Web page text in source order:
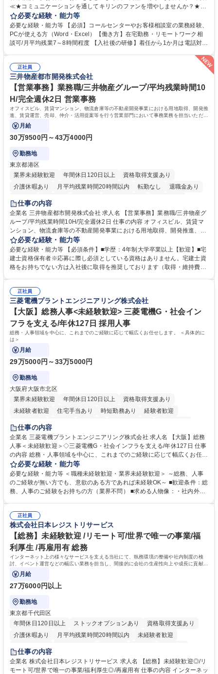
≪★コミュニケーションを通してキリンのファンを増やしませんか？★≫
お客様のお声をより良い商品づくりに活かしていく上で、窓口となるお客
様相談室でのお仕事です。 日々お客様からいただくキリングループへのご
意見を、企業活動に活かしています。お客様からの声に迅速かつ誠意をも
って対応、情報提供するとともにグループ内活動に反映しています。 【具
人チャットボット対応など。 【1日の対応件数】■電話：月間一人当たり
平均100件前後■メール・手紙：同上40件前後 募集職種 中野本社【お客様
相談室】お客様のお声をもとにより良い商品づくりへ貢献
必要な経験・能力等
必要な経験・能力等 【必須】コールセンターやお客様相談室の業務経験、
PCが使える方（Word・Excel）【働き方】在宅勤務・リモートワーク相
談可/月平均残業7～8時間程度 【入社後の研修】着任から1か月は電話対応
施する予定です。独り立ち以降もしっかりフォローする体制を整えていま
すのでご安心ください。 【当社について】キリングループの広報機能を担
う会社として、お客様との出会いを大切にし、磨き上げたホスピタリティ
を込めてコミュニケーションをとりながら広報関連業務を行っておりま
す。 学歴・資格 学歴：大学院 大学 高専 短大 専修学校 高校 語学力： 資
格：
正社員
三井物産都市開発株式会社
【営業事務】業務職/三井物産グループ/平均残業時間10
H/完全週休2日 営業事務
オフィスビル、賃貸マンション、物流倉庫等の不動産開発事業における用地取得、開発推
進、賃貸運営、売却、仲介・活用提案等を行う営業部門において事務業務を担当いただき
ます。
月給
30万9500円～43万4000円
勤務地
東京都港区
業界未経験歓迎
年間休日120日以上
資格取得支援あり
介護休暇あり
月平均残業時間20時間以内 転勤なし
退職金あり
在宅OK
賞与あり
駅近5分以内
土日祝休み 寮・社宅あり
仕事の内容
企業名 三井物産都市開発株式会社 求人名 【営業事務】業務職/三井物産グ
ループ/平均残業時間10H/完全週休2日 仕事の内容 オフィスビル、賃貸マ
ンション、物流倉庫等の不動産開発事業における用地取得、開発推進、賃
貸運営、売却、仲介・活用提案等を行う営業部門において事務業務を担当
いただきます。 【詳細】・契約書管理、契約書製本、捺印対応、ファイリ
ング、登記簿取得、調書取得・支払業務（各種費用支払、支払管理、請
求・支払データ登録、取引先マスター申請対応）・予算作成及び予実管
の他に担当頂く業務が発生する場合があります。 募集職種 【営業事務】
業務職/三井物産グループ/平均残業時間10H/完全週休2日
必要な経験・能力等
必要な経験・能力等 【必須条件】■学歴：4年制大学卒業以上【歓迎】■宅
建士資格保有者※応募に際し必須としている資格はありません。宅建士資
格をお持ちでない方は入社後に取得を推奨しております（取得・維持費用
ション力がある方。 ・チャレンジを厭わず、粘り強く業務に取り組める
方。多様な関係者と謙虚に信頼関係を構築でき、期限を意識したスケジュ
ール管理が出来る方。※将来的に他部署（営業部門、コーポレート部門）
へのジョブローテーションの可能性があります。 学歴・資格 学歴：大学
院 大学 語学力： 資格：宅地建物取引士
正社員
三菱電機プラントエンジニアリング株式会社
【大阪】総務人事<未経験歓迎> 三菱電機G・社会イン
フラを支える/年休127日 採用人事
総務・人事領域を中心に、これまでのご経験に応じて幅広くお任せします。 ＜具体的に
は＞
月給
29万5000円～33万5000円
勤務地
大阪府大阪市北区
業界未経験歓迎
年間休日120日以上
資格取得支援あり
未経験者歓迎
住宅手当あり 時短勤務あり
経験者歓迎
退職金あり
駅近5分以内
土日祝休み 服装自由 寮・社宅あり 食事補助あり
仕事の内容
企業名 三菱電機プラントエンジニアリング株式会社 求人名 【大阪】総務
人事＜未経験歓迎＞◇三菱電機G・社会インフラを支える/年休127日 仕事
の内容 総務・人事領域を中心に、これまでのご経験に応じて幅広くお任せ
します。 ＜具体的には＞ ・総務/人事労務（給与・社保・勤怠管理など）
・採用・教育研修 ・福利厚生運用 など ※基本的には事務所勤務ですが、
採用や教育等の業務内容により、関西圏以外への日帰り・宿泊を伴う国内
出張もございます。 ※担当業務を持ちつつ、お互いに助け合いながら、総
必要な経験・能力等
必要な経験・能力等 ＜職種未経験歓迎・業界未経験歓迎＞ ～総務、人事
のご経験が無い方でも、意欲のある方であれば未経験OK～ ■歓迎条件：総
務、人事のご経験をお持ちの方（業界不問） ■求める人物像：・社内外の
正社員
株式会社日本レジストリサービス
【総務】未経験歓迎 /リモート可/世界で唯一の事業/福
利厚生 /再雇用有 総務
インターネット上の様々なサービスを支える当社にて、執務環境の整備や社内制度の検
討、イベント運営などの幅広い業務を担当し、間接的に会社の生産性向上や成長に貢献し
ている部署です。
月給
27万6000円以上
勤務地
東京都千代田区
年間休日120日以上
ストックオプションあり
資格取得支援あり
介護休暇あり
月平均残業時間20時間以内
未経験者歓迎
住宅手当あり
完全週休2日制
交通費支給 駅近5分以内 土日祝休み 服装自由
仕事の内容
企業名 株式会社日本レジストリサービス 求人名 【総務】未経験歓迎◎/リ
モート可/世界で唯一の事業/福利厚生◎/再雇用有 仕事の内容 インターネッ